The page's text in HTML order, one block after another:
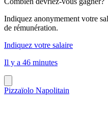
Indiquez anonymement votre
de rémunération.
Indiquez votre salaire
Il y a 46 minutes
Pizzaïolo Napolitain